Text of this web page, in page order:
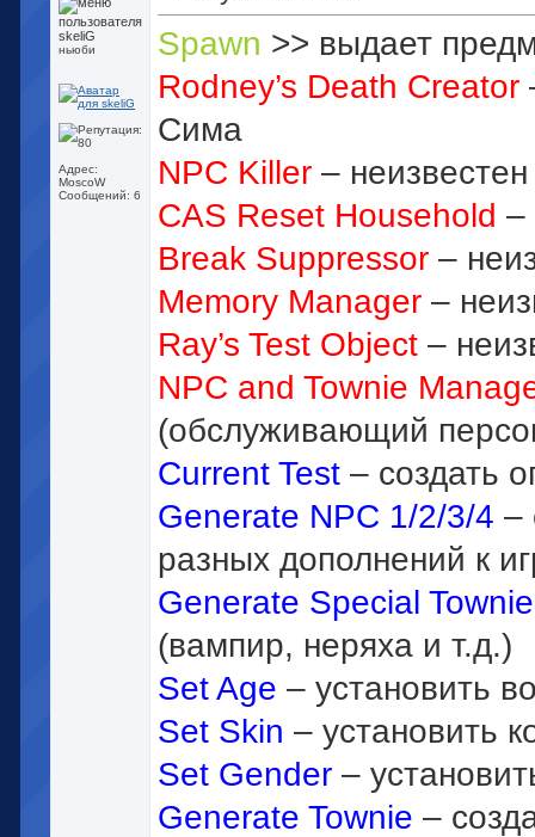
ньюби
Адрес:
MoscoW
Сообщений: 6
Spawn >> выдает
Rodney’s Death Creator
Сима
NPC Killer – неизвестен
CAS Reset Household –
Break Suppressor –
Memory Manager –
Ray’s Test Object –
NPC and Townie
(обслуживающий
Current Test – создать
Generate NPC 1/2/3/4 –
разных дополнений к
Generate Special Townie
(вампир, неряха и т.д.)
Set Age – установить
Set Skin – установить
Set Gender –
Generate Townie –